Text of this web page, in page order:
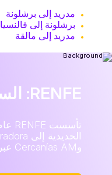
مدريد إلى برشلونة
برشلونة إلى فالنسيا
مدريد إلى مالقة
RENFE: السفر بالقطار في إسبانيا
وCercanías AM عبر إسبانيا. كما يتوفر حجز تذاكر RENFE عبر الإنترنت على Rail Monsters.